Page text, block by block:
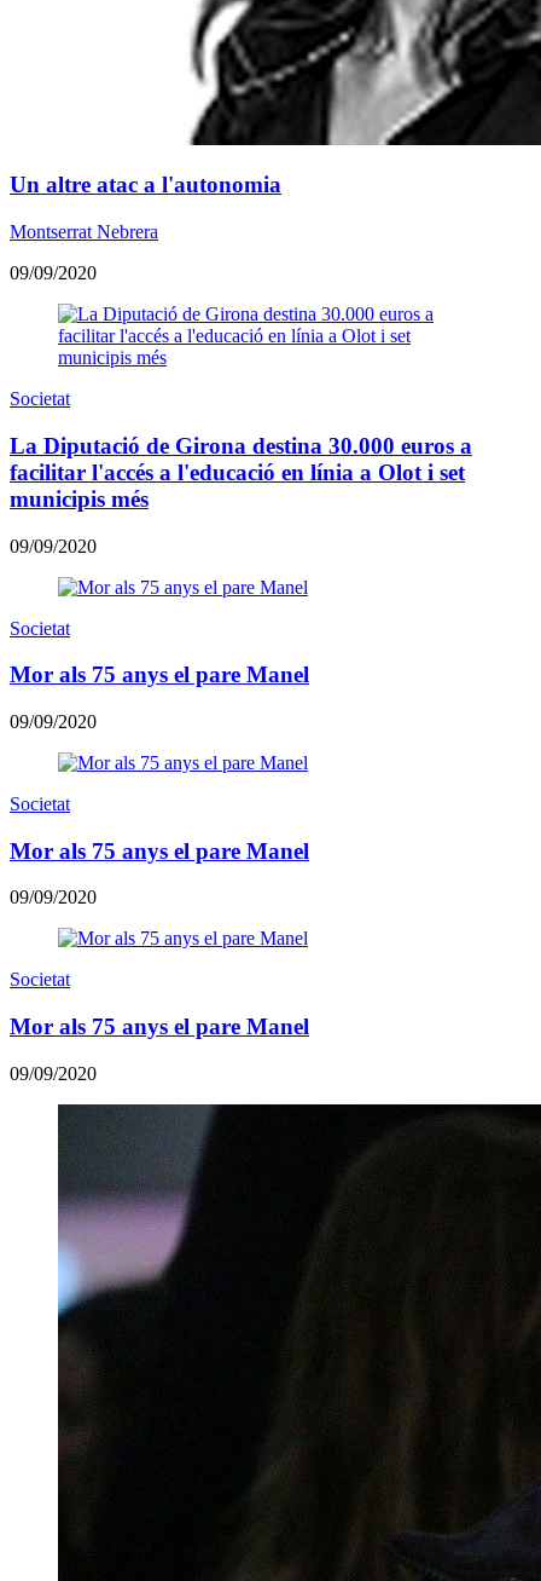
Un altre atac a l'autonomia
Montserrat Nebrera
09/09/2020
Societat
La Diputació de Girona destina 30.000 euros a
facilitar l'accés a l'educació en línia a Olot i set
municipis més
09/09/2020
Societat
Mor als 75 anys el pare Manel
09/09/2020
Societat
Mor als 75 anys el pare Manel
09/09/2020
Societat
Mor als 75 anys el pare Manel
09/09/2020